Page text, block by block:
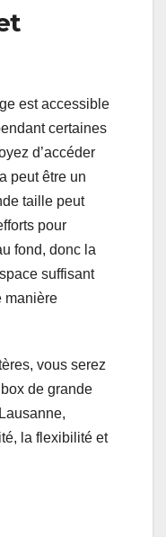
est accessible
certaines
d’accéder
peut être un
taille peut
pour
fond, donc la
suffisant
manière
vous serez
de grande
la flexibilité et